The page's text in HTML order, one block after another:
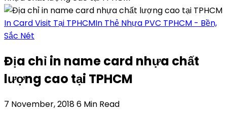
In Card Visit Tại TPHCMIn Thẻ Nhựa PVC TPHCM - Bền,
Sắc Nét
Địa chỉ in name card nhựa chất
lượng cao tại TPHCM
7 November, 20186 Min Read